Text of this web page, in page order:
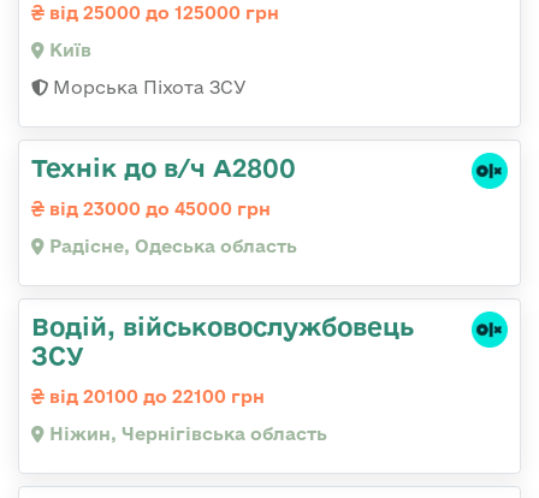
від 25000 до 125000 грн
Київ
Морська Піхота ЗСУ
Технік до в/ч А2800
від 23000 до 45000 грн
Радісне, Одеська область
Водій, військовослужбовець
ЗСУ
від 20100 до 22100 грн
Ніжин, Чернігівська область